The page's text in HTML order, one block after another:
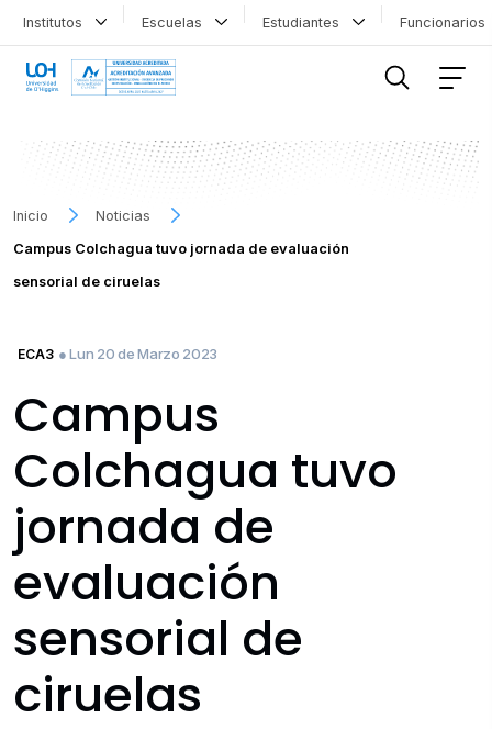
Institutos Escuelas Estudiantes
Inicio
Noticias
Campus Colchagua tuvo jornada de evaluación
sensorial de ciruelas
ECA3 ● Lun 20 de Marzo 2023
Campus
Colchagua tuvo
jornada de
evaluación
sensorial de
ciruelas